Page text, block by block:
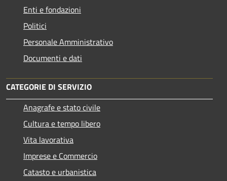
Enti e fondazioni
Politici
Personale Amministrativo
Documenti e dati
CATEGORIE DI SERVIZIO
Anagrafe e stato civile
Cultura e tempo libero
Vita lavorativa
Imprese e Commercio
Catasto e urbanistica